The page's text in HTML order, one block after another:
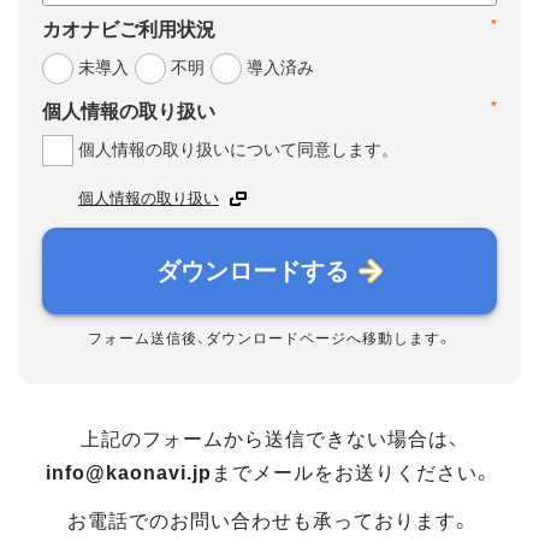
*
カオナビご利用状況
未導入
不明 導入済み
*
個人情報の取り扱い
個人情報の取り扱いについて同意します。
個人情報の取り扱い
ダウンロードする
フォーム送信後、ダウンロードページへ移動します。
上記のフォームから送信できない場合は、
info@kaonavi.jp までメールをお送りください。
お電話でのお問い合わせも承っております。